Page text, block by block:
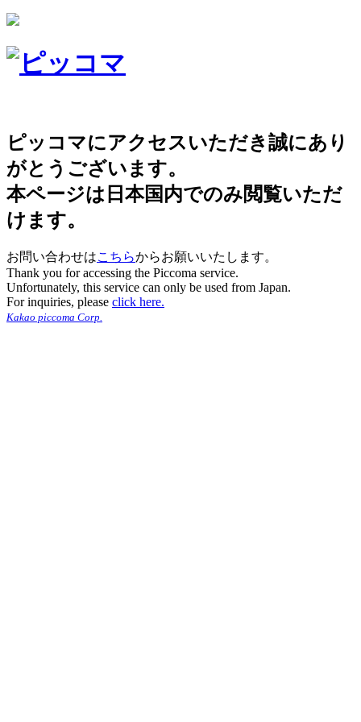
ピッコマにアクセスいただき誠にあり
がとうございます。
本ページは日本国内でのみ閲覧いただ
けます。
お問い合わせはこちらからお願いいたします。
Thank you for accessing the Piccoma service.
Unfortunately, this service can only be used from Japan.
For inquiries, please click here.
Kakao piccoma Corp.